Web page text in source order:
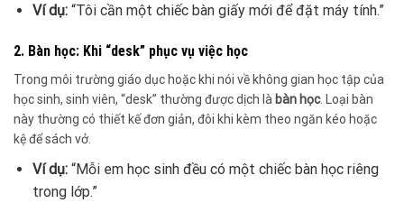
Ví dụ:“Tôi cần một chiếc bàn giấy mới để đặt máy tính.”
2. Bàn học: Khi “desk” phục vụ việc học
Trong môi trường giáo dục hoặc khi nói về không gian học tập của
học sinh, sinh viên, “desk” thường được dịch là bàn học. Loại bàn
này thường có thiết kế đơn giản, đôi khi kèm theo ngăn kéo hoặc
kệ để sách vở.
Ví dụ:“Mỗi em học sinh đều có một chiếc bàn học riêng
trong lớp.”